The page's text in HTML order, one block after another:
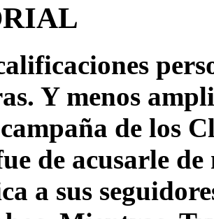
Y menos
de los
de acusarle
a sus